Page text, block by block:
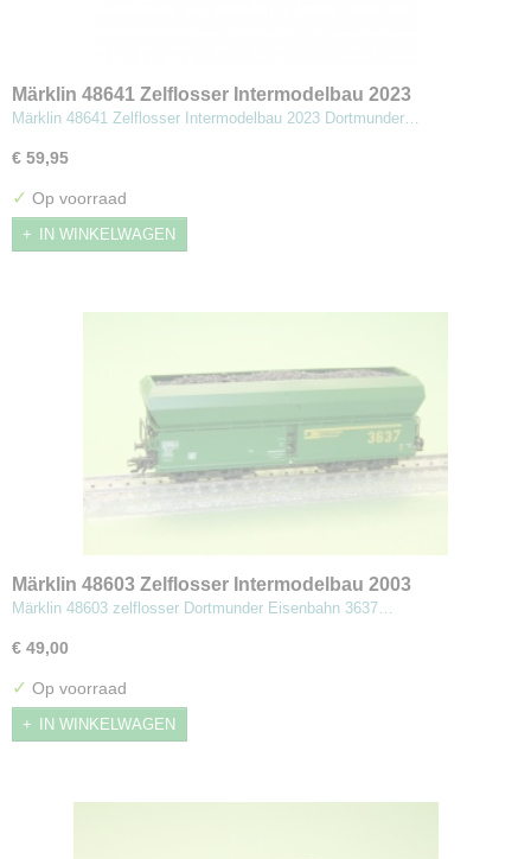
Märklin 48641 Zelflosser Intermodelbau 2023
Dortmunder Eisenbahn
Märklin 48641 Zelflosser Intermodelbau 2023 Dortmunder…
€ 59,95
✓ Op voorraad
IN WINKELWAGEN
Märklin 48603 Zelflosser Intermodelbau 2003
Märklin 48603 zelflosser Dortmunder Eisenbahn 3637…
€ 49,00
✓ Op voorraad
IN WINKELWAGEN